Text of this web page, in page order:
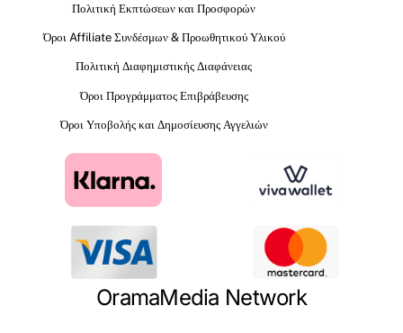
Πολιτική Εκπτώσεων και Προσφορών
Όροι Affiliate Συνδέσμων & Προωθητικού Υλικού
Πολιτική Διαφημιστικής Διαφάνειας
Όροι Προγράμματος Επιβράβευσης
Όροι Υποβολής και Δημοσίευσης Αγγελιών
OramaMedia Network